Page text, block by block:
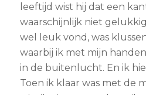
leeftijd wist hij dat een
waarschijnlijk niet
wel leuk vond, was
waarbij ik met mijn
in de buitenlucht. En ik
Toen ik klaar was met de